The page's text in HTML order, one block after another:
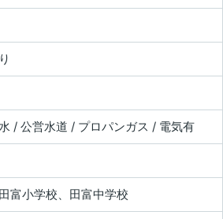
/ 公営水道 / プロパンガス / 電気有
富小学校、田富中学校